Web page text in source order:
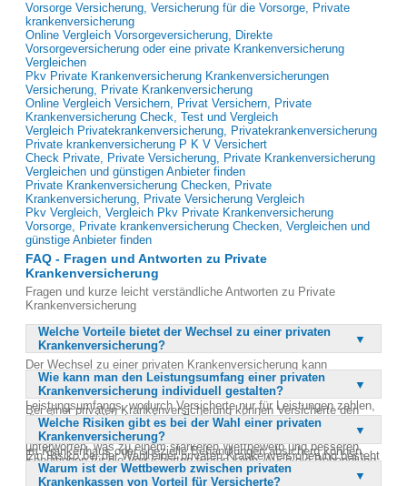
Vorsorge Versicherung, Versicherung für die Vorsorge, Private
krankenversicherung
Online Vergleich Vorsorgeversicherung, Direkte
Vorsorgeversicherung oder eine private Krankenversicherung
Vergleichen
Pkv Private Krankenversicherung Krankenversicherungen
Versicherung, Private Krankenversicherung
Online Vergleich Versichern, Privat Versichern, Private
Krankenversicherung Check, Test und Vergleich
Vergleich Privatekrankenversicherung, Privatekrankenversicherung
Private krankenversicherung P K V Versichert
Check Private, Private Versicherung, Private Krankenversicherung
Vergleichen und günstigen Anbieter finden
Private Krankenversicherung Checken, Private
Krankenversicherung, Private Versicherung Vergleich
Pkv Vergleich, Vergleich Pkv Private Krankenversicherung
Vorsorge, Private krankenversicherung Checken, Vergleichen und
günstige Anbieter finden
FAQ - Fragen und Antworten zu Private
Krankenversicherung
Fragen und kurze leicht verständliche Antworten zu Private
Krankenversicherung
Welche Vorteile bietet der Wechsel zu einer privaten
Krankenversicherung?
Der Wechsel zu einer privaten Krankenversicherung kann
erhebliche finanzielle Einsparungen von bis zu 2.000 Euro pro Jahr
bedeuten. Ein großer Vorteil ist die individuelle Anpassbarkeit des
Leistungsumfangs, wodurch Versicherte nur für Leistungen zahlen,
die sie tatsächlich benötigen. Zudem sind private
Krankenversicherungen weniger gesetzlichen Regelungen
unterworfen, was zu einem stärkeren Wettbewerb und besseren
Konditionen für die Versicherten führen kann. Auch die Behandlung
durch Ärzte ist oft flexibler, da diese nicht an strikte
Wie kann man den Leistungsumfang einer privaten
Krankenversicherung individuell gestalten?
Bei einer privaten Krankenversicherung können Versicherte den
Leistungsumfang nach ihren persönlichen Bedürfnissen gestalten.
Dies bedeutet, dass sie bestimmte Leistungen wie Einzelzimmer
im Krankenhaus oder spezielle Behandlungen absichern können,
während sie andere Leistungen, die sie nicht benötigen,
ausschließen. Diese Flexibilität ermöglicht es, die
Welche Risiken gibt es bei der Wahl einer privaten
Krankenversicherung?
Ein Risiko bei der Wahl einer privaten Krankenversicherung besteht
darin, aus Kostengründen zu wenige Leistungen zu versichern.
Dies kann im Ernstfall zu hohen Eigenkosten führen, wenn wichtige
Warum ist der Wettbewerb zwischen privaten
Krankenkassen von Vorteil für Versicherte?